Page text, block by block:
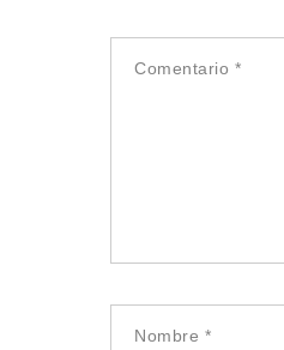
Comentario*
Nombre *